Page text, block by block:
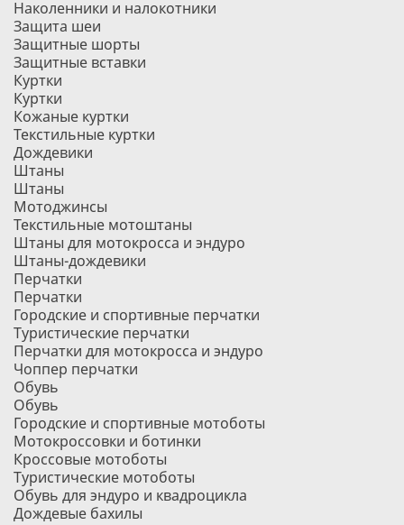
Наколенники и налокотники
Защита шеи
Защитные шорты
Защитные вставки
Куртки
Куртки
Кожаные куртки
Текстильные куртки
Дождевики
Штаны
Штаны
Мотоджинсы
Текстильные мотоштаны
Штаны для мотокросса и эндуро
Штаны-дождевики
Перчатки
Перчатки
Городские и спортивные перчатки
Туристические перчатки
Перчатки для мотокросса и эндуро
Чоппер перчатки
Обувь
Обувь
Городские и спортивные мотоботы
Мотокроссовки и ботинки
Кроссовые мотоботы
Туристические мотоботы
Обувь для эндуро и квадроцикла
Дождевые бахилы